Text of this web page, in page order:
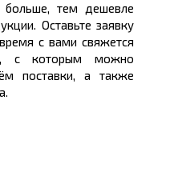
тем дешевле
Оставьте заявку
с вами свяжется
с которым можно
поставки, а также